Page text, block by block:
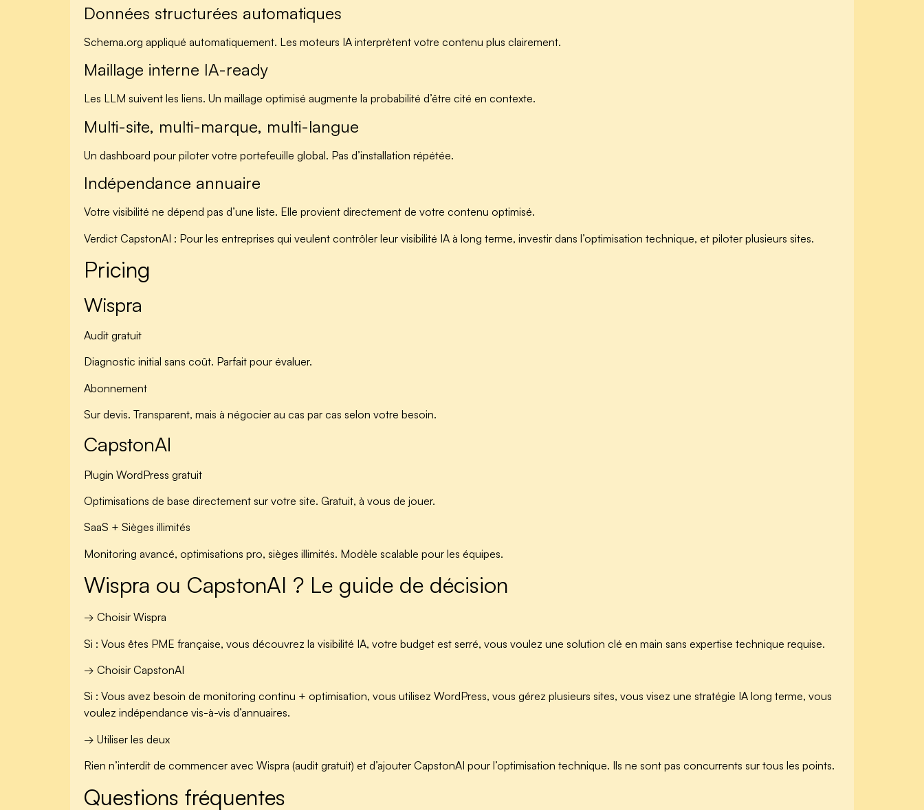
Données structurées automatiques
Schema.org appliqué automatiquement. Les moteurs IA interprètent votre contenu plus clairement.
Maillage interne IA-ready
Les LLM suivent les liens. Un maillage optimisé augmente la probabilité d’être cité en contexte.
Multi-site, multi-marque, multi-langue
Un dashboard pour piloter votre portefeuille global. Pas d’installation répétée.
Indépendance annuaire
Votre visibilité ne dépend pas d’une liste. Elle provient directement de votre contenu optimisé.
Verdict CapstonAI : Pour les entreprises qui veulent contrôler leur visibilité IA à long terme, investir dans l’optimisation technique, et piloter plusieurs sites.
Pricing
Wispra
Audit gratuit
Diagnostic initial sans coût. Parfait pour évaluer.
Abonnement
Sur devis. Transparent, mais à négocier au cas par cas selon votre besoin.
CapstonAI
Plugin WordPress gratuit
Optimisations de base directement sur votre site. Gratuit, à vous de jouer.
SaaS + Sièges illimités
Monitoring avancé, optimisations pro, sièges illimités. Modèle scalable pour les équipes.
Wispra ou CapstonAI ? Le guide de décision
→ Choisir Wispra
Si : Vous êtes PME française, vous découvrez la visibilité IA, votre budget est serré, vous voulez une solution clé en main sans expertise technique requise.
→ Choisir CapstonAI
Si : Vous avez besoin de monitoring continu + optimisation, vous utilisez WordPress, vous gérez plusieurs sites, vous visez une stratégie IA long terme, vous
voulez indépendance vis-à-vis d’annuaires.
→ Utiliser les deux
Rien n’interdit de commencer avec Wispra (audit gratuit) et d’ajouter CapstonAI pour l’optimisation technique. Ils ne sont pas concurrents sur tous les points.
Questions fréquentes